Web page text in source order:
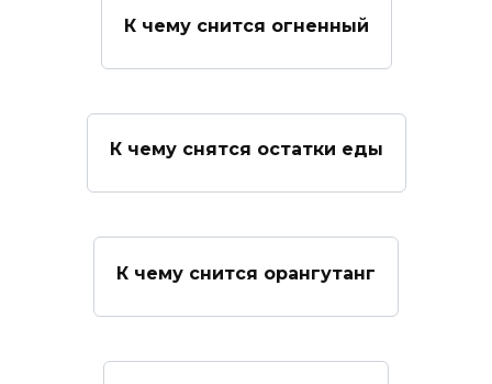
К чему снится огненный
К чему снятся остатки еды
К чему снится орангутанг